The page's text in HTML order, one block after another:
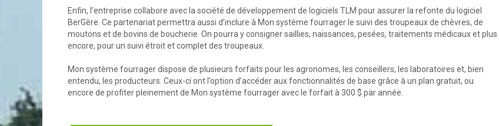
Enfin, l’entreprise collabore avec la société de développement de logiciels TLM pour assurer la refonte du logiciel
BerGère. Ce partenariat permettra aussi d’inclure à Mon système fourrager le suivi des troupeaux de chèvres, de
moutons et de bovins de boucherie. On pourra y consigner saillies, naissances, pesées, traitements médicaux et plus
encore, pour un suivi étroit et complet des troupeaux.
Mon système fourrager dispose de plusieurs forfaits pour les agronomes, les conseillers, les laboratoires et, bien
entendu, les producteurs. Ceux-ci ont l’option d’accéder aux fonctionnalités de base grâce à un plan gratuit, ou
encore de profiter pleinement de Mon système fourrager avec le forfait à 300 $ par année.